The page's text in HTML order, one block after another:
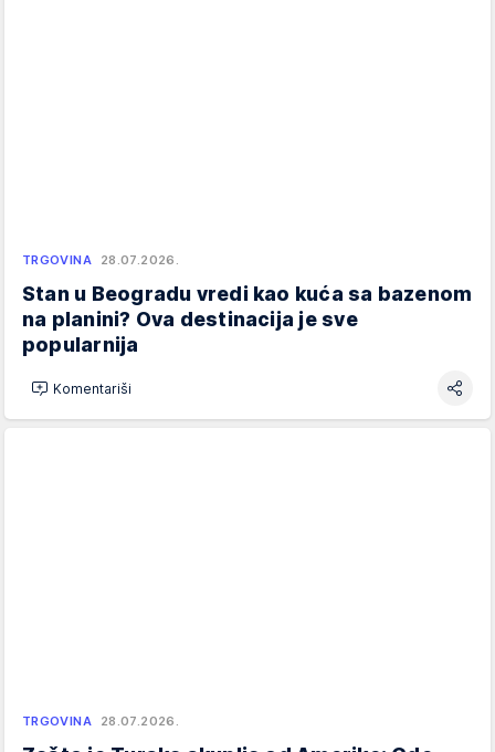
TRGOVINA 28.07.2026.
Stan u Beogradu vredi kao kuća sa bazenom
na planini? Ova destinacija je sve
popularnija
Komentariši
TRGOVINA 28.07.2026.